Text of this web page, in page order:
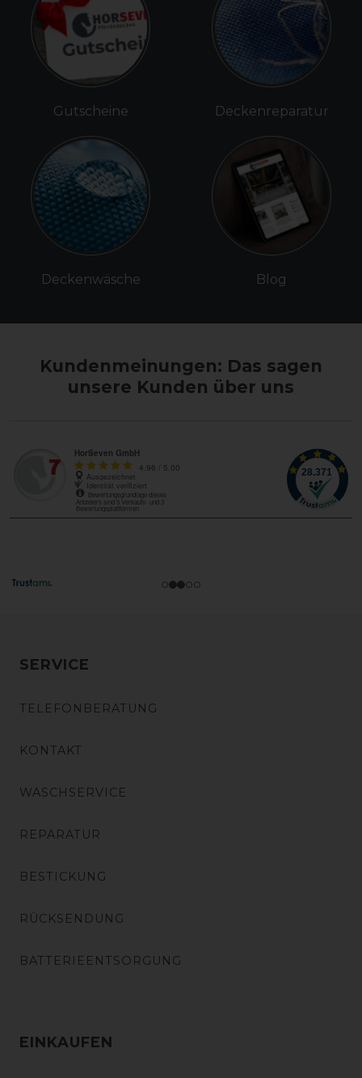
Gutscheine
Deckenwäsche
Deckenreparatur
Blog
Kundenmeinungen: Das sagen
unsere Kunden über uns
SERVICE
TELEFONBERATUNG
KONTAKT
WASCHSERVICE
REPARATUR
BESTICKUNG
RÜCKSENDUNG
BATTERIEENTSORGUNG
EINKAUFEN